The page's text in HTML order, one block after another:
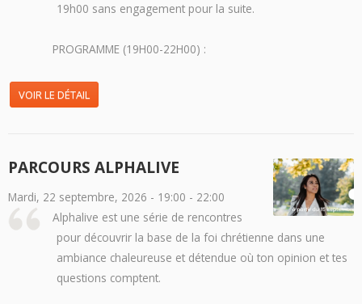
19h00 sans engagement pour la suite.
PROGRAMME (19H00-22H00) :
VOIR LE DÉTAIL
PARCOURS ALPHALIVE
Mardi, 22 septembre, 2026 - 19:00 - 22:00
Alphalive est une série de rencontres
pour découvrir la base de la foi chrétienne dans une
ambiance chaleureuse et détendue où ton opinion et tes
questions comptent.